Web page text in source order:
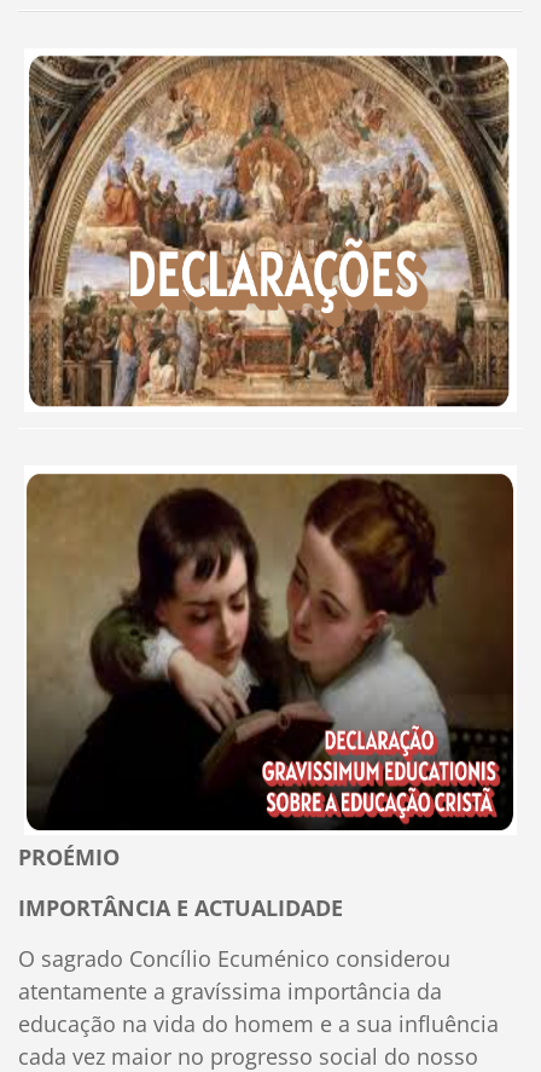
PROÉMIO
IMPORTÂNCIA E ACTUALIDADE
O sagrado Concílio Ecuménico considerou
atentamente a gravíssima importância da
educação na vida do homem e a sua influência
cada vez maior no progresso social do nosso